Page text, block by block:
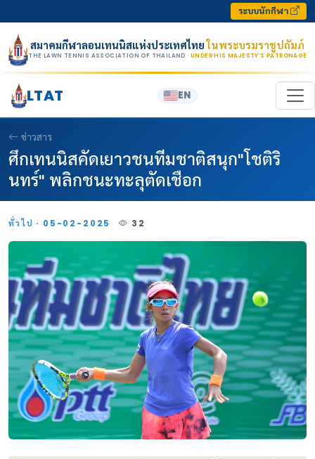
ระบบนักกีฬา
สมาคมกีฬาลอนเทนนิสแห่งประเทศไทยในพระบรมราชูปถัมภ์
THE LAWN TENNIS ASSOCIATION OF THAILAND · UNDER HIS MAJESTY’S PATRONAGE
LTAT EN
ข่าวสาร
ศึกเทนนิสคัดเยาวชนทีมชาติสนุก"โชติริ
นทร์" พลิกชนะทะลุตัดเชือก
ทั่วไป · 05-02-2025 32